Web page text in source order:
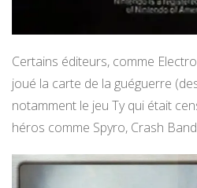
Certains éditeurs, comme
joué la carte de la guéguerre
notamment le jeu Ty qui était
héros comme Spyro, Crash